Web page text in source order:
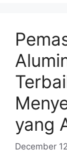
yang
December